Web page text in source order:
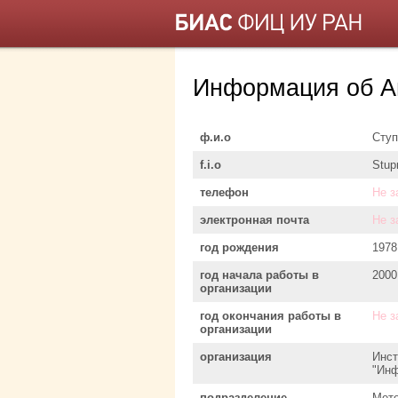
Информация об
ф.и.о
f.i.o
телефон Не
электронная почта Не
год рождения 1978
год начала работы в
организации
2000
год окончания работы в
организации
Не
организация